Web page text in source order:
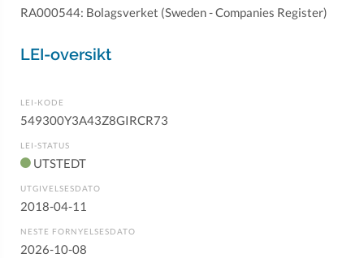
RA000544: Bolagsverket (Sweden - Companies Register)
LEI-oversikt
LEI-KODE
549300Y3A43Z8GIRCR73
LEI-STATUS
UTSTEDT
UTGIVELSESDATO
2018-04-11
NESTE FORNYELSESDATO
2026-10-08